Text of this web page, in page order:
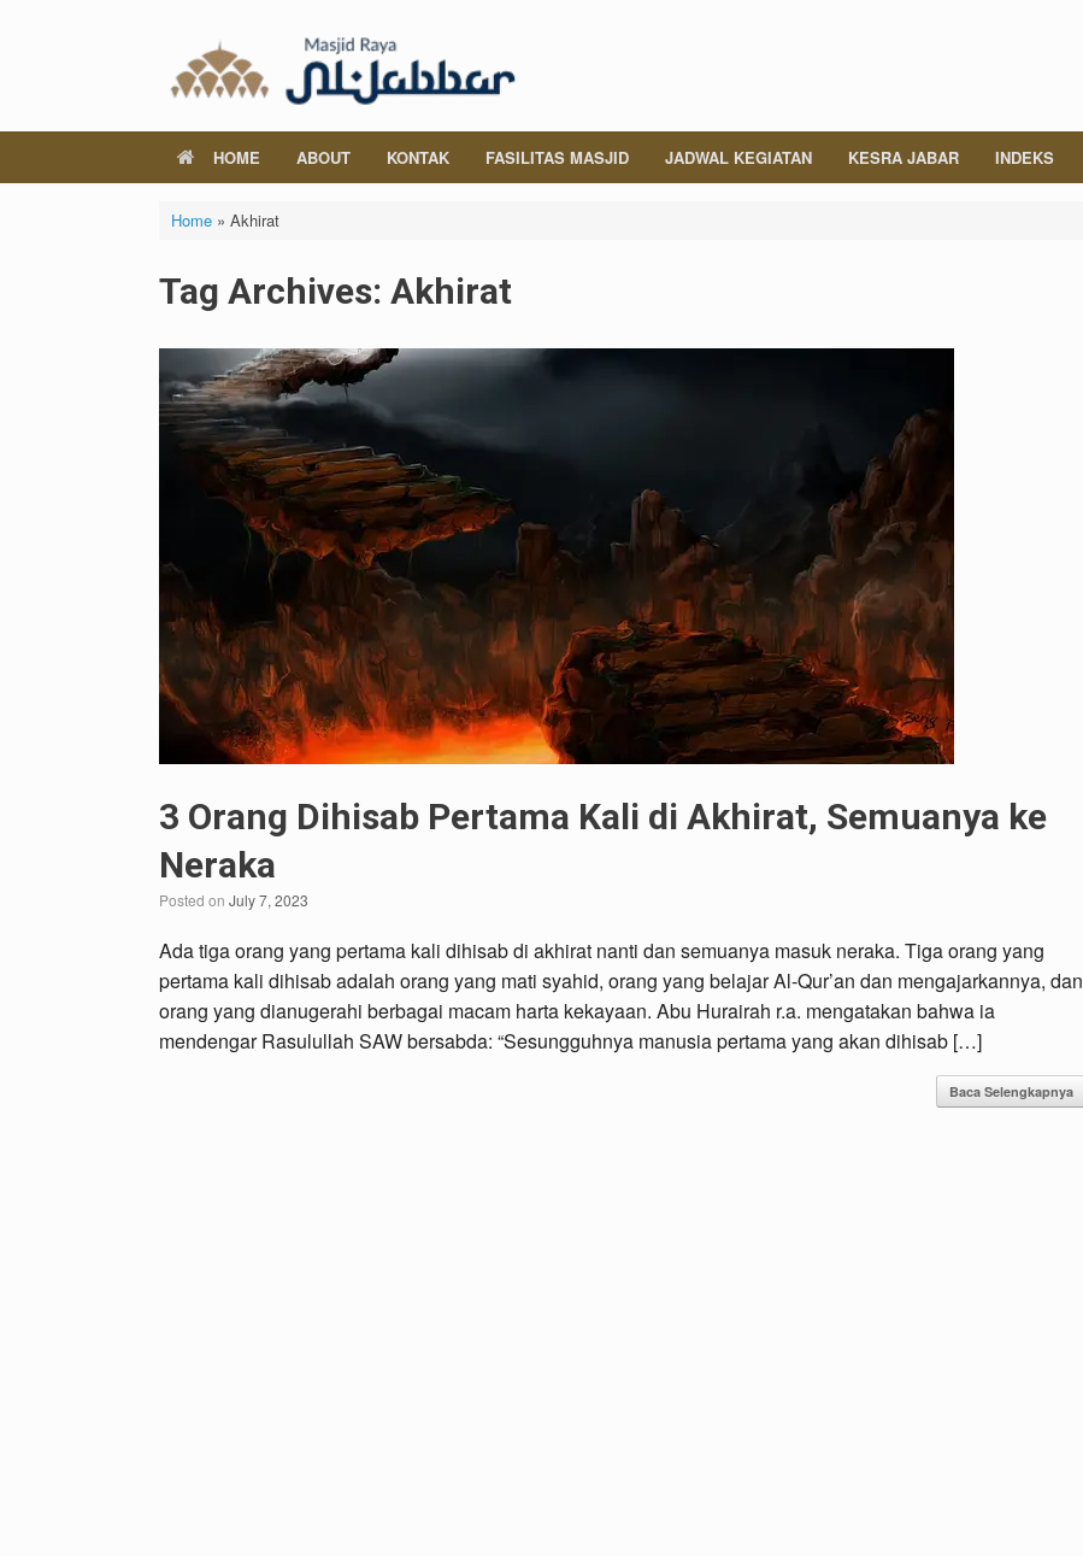
HOME ABOUT KONTAK FASILITAS MASJID JADWAL KEGIATAN KESRA JABAR INDEKS
Home» Akhirat
Tag Archives: Akhirat
3 Orang Dihisab Pertama Kali di Akhirat, Semuanya ke
Neraka
Posted on July 7, 2023
Ada tiga orang yang pertama kali dihisab di akhirat nanti dan semuanya masuk neraka. Tiga orang yang
pertama kali dihisab adalah orang yang mati syahid, orang yang belajar Al-Qur’an dan mengajarkannya, dan
orang yang dianugerahi berbagai macam harta kekayaan. Abu Hurairah r.a. mengatakan bahwa ia
mendengar Rasulullah SAW bersabda: “Sesungguhnya manusia pertama yang akan dihisab […]
Baca Selengkapnya